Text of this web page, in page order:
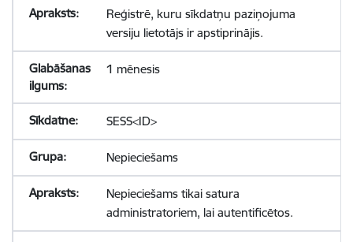
Reģistrē, kuru sīkdatņu paziņojuma
versiju lietotājs ir apstiprinājis.
1 mēnesis
SESS<ID>
Nepieciešams
Nepieciešams tikai satura
administratoriem, lai autentificētos.